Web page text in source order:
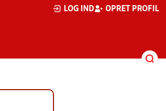
LOG IND OPRET PROFIL